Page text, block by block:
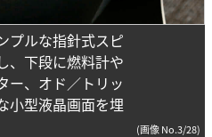
プルな指針式スピ
、下段に燃料計や
ー、オド／トリッ
小型液晶画面を埋
(画像 No.3/28)